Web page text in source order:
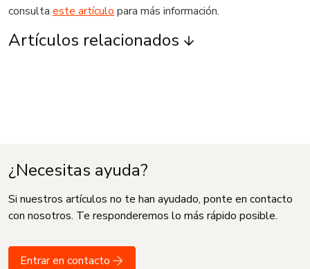
consulta este artículo para más información.
Artículos relacionados
¿Necesitas ayuda?
Si nuestros artículos no te han ayudado, ponte en contacto
con nosotros. Te responderemos lo más rápido posible.
Entrar en contacto